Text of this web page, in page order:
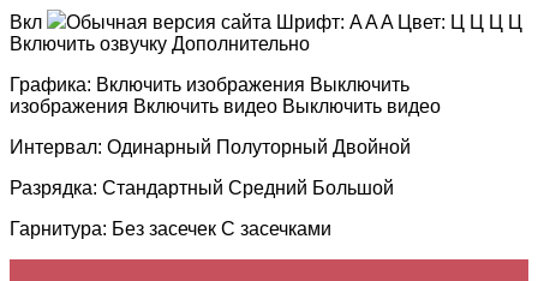
Вкл Обычная версия сайта Шрифт: AAA Цвет: Ц Ц Ц Ц
Включить озвучку Дополнительно
Графика: Включить изображения Выключить
изображения Включить видео Выключить видео
Интервал: Одинарный Полуторный Двойной
Разрядка: Стандартный Средний Большой
Гарнитура: Без засечек С засечками